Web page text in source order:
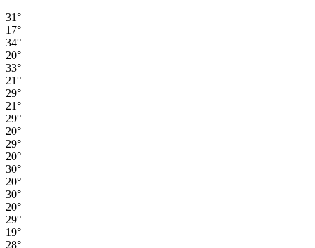
31°
17°
34°
20°
33°
21°
29°
21°
29°
20°
29°
20°
30°
20°
30°
20°
29°
19°
28°